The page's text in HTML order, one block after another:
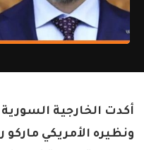
أكدت الخارجية
ونظيره الأمريكي ماركو